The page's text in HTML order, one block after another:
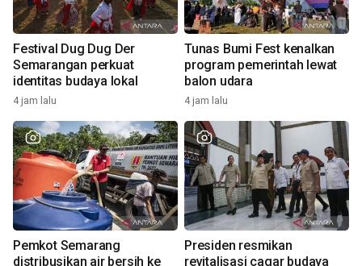
Festival Dug Dug Der
Semarangan perkuat
identitas budaya lokal
4 jam lalu
Tunas Bumi Fest kenalkan
program pemerintah lewat
balon udara
4 jam lalu
Pemkot Semarang
distribusikan air bersih ke
Presiden resmikan
revitalisasi cagar budaya